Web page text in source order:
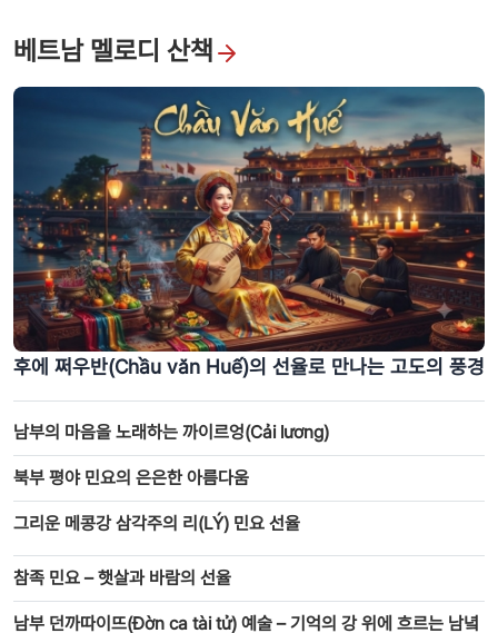
동남아시아 최대 석호에 펼쳐진 베트남 중부의 독특한 수상시장 ‘응으미
베트남 멜로디 산책
후에 쩌우반(Chầu văn Huế)의 선율로 만나는 고도의 풍경
남부의 마음을 노래하는 까이르엉(Cải lương)
북부 평야 민요의 은은한 아름다움
그리운 메콩강 삼각주의 리(LÝ) 민요 선율
참족 민요 – 햇살과 바람의 선율
남부 던까따이뜨(Đờn ca tài tử) 예술 – 기억의 강 위에 흐르는 남녘